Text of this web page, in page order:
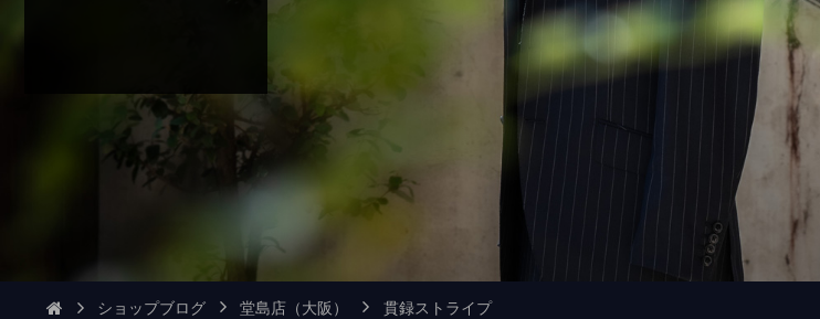
ショップブログ 堂島店（大阪） 貫録ストライプ